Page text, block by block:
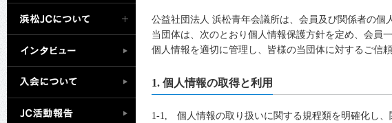
公益社団法人 浜松青年会議所は、会員及び関係者の個
当団体は、次のとおり個人情報保護方針を定め、会員
個人情報を適切に管理し、皆様の当団体に対するご信
1. 個人情報の取得と利用
1-1, 個人情報の取り扱いに関する規程類を明確化し、